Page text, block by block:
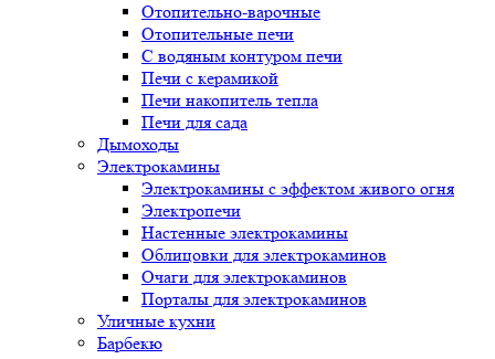
Отопительно-варочные
Отопительные печи
С водяным контуром печи
Печи с керамикой
Печи накопитель тепла
Печи для сада
Дымоходы
Электрокамины
Электрокамины с эффектом живого огня
Электропечи
Настенные электрокамины
Облицовки для электрокаминов
Очаги для электрокаминов
Порталы для электрокаминов
Уличные кухни
Барбекю